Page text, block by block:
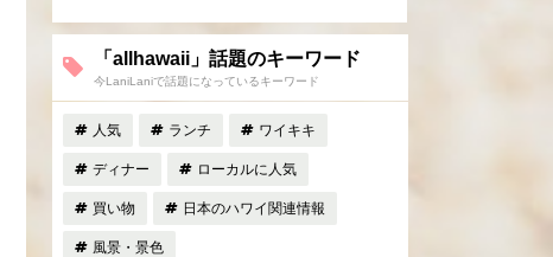
「allhawaii」話題のキーワード
今LaniLaniで話題になっているキーワード
人気 ランチ ワイキキ
ディナー ローカルに人気
買い物 日本のハワイ関連情報
風景・景色